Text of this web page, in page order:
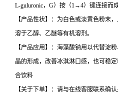
L-guluronic，G）按（1→4）键连接而
【产品性状】：为白色或淡黄色粉末
溶于乙醇、乙醚等有机溶剂。
【产品应用】：海藻酸钠用以代替淀
晶的形成，改善冰淇淋口感，也可稳
合饮料
【关于下单】：请与在线客服联系确